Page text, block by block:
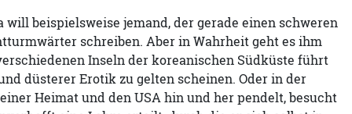
beispielsweise jemand, der gerade einen schweren
schreiben. Aber in Wahrheit geht es ihm
Inseln der koreanischen Südküste führt
düsterer Erotik zu gelten scheinen. Oder in der
Heimat und den USA hin und her pendelt, besucht